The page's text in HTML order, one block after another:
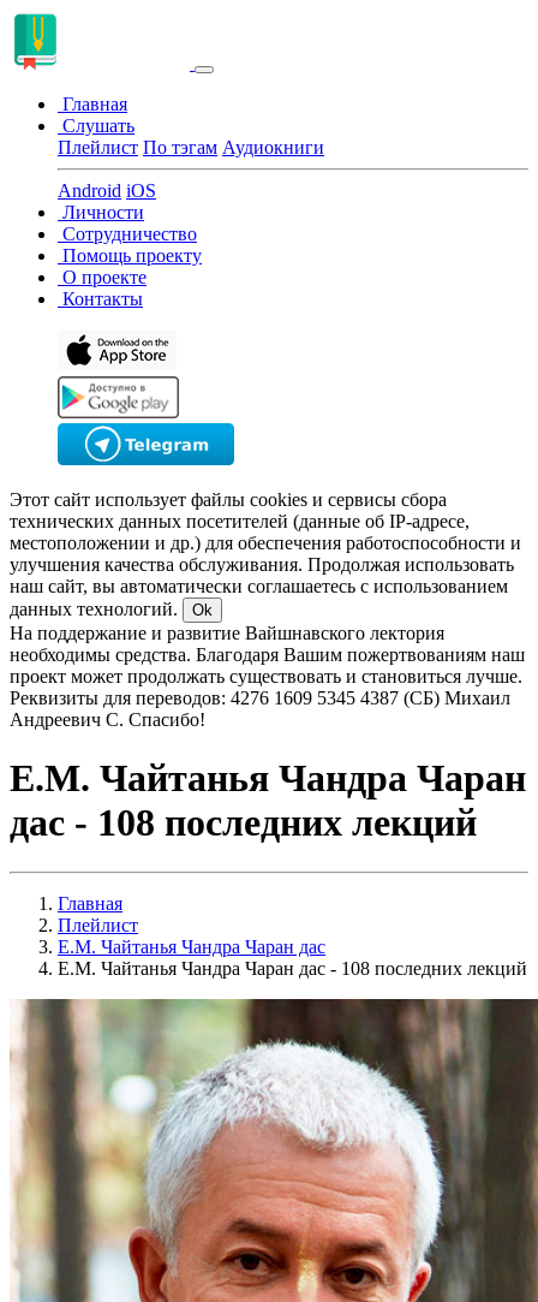
Главная
Слушать
Плейлист По тэгам Аудиокниги
Android iOS
Личности
Сотрудничество
Помощь проекту
О проекте
Контакты
Этот сайт использует файлы cookies и сервисы сбора
технических данных посетителей (данные об IP-адресе,
местоположении и др.) для обеспечения работоспособности и
улучшения качества обслуживания. Продолжая использовать
наш сайт, вы автоматически соглашаетесь с использованием
данных технологий.
Ok
На поддержание и развитие Вайшнавского лектория
необходимы средства. Благодаря Вашим пожертвованиям наш
проект может продолжать существовать и становиться лучше.
Реквизиты для переводов: 4276 1609 5345 4387 (СБ) Михаил
Андреевич С. Спасибо!
Е.М. Чайтанья Чандра Чаран
дас - 108 последних лекций
Главная
Плейлист
Е.М. Чайтанья Чандра Чаран дас
Е.М. Чайтанья Чандра Чаран дас - 108 последних лекций